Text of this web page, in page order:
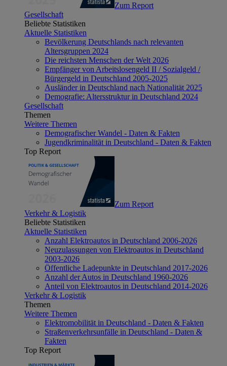
Zum Report
Gesellschaft
Beliebte Statistiken
Aktuelle Statistiken
Bevölkerung Deutschlands nach relevanten
Altersgruppen 2024
Die reichsten Menschen der Welt 2026
Empfänger von Arbeitslosengeld II / Sozialgeld /
Bürgergeld in Deutschland 2005-2025
Ausländer in Deutschland nach Nationalität 2025
Demografie: Altersstruktur in Deutschland 2024
Gesellschaft
Themen
Weitere Themen
Demografischer Wandel - Daten & Fakten
Jugendkriminalität in Deutschland - Daten & Fakten
Top Report
Zum Report
Verkehr & Logistik
Beliebte Statistiken
Aktuelle Statistiken
Anzahl Elektroautos in Deutschland 2006-2026
Neuzulassungen von Elektroautos in Deutschland
2003-2026
Öffentliche Ladepunkte in Deutschland 2017-2026
Anzahl der Autos in Deutschland 1960-2026
Anteil von Elektroautos in Deutschland 2014-2026
Verkehr & Logistik
Themen
Weitere Themen
Elektromobilität in Deutschland - Daten & Fakten
Straßenverkehrsunfälle in Deutschland - Daten &
Fakten
Top Report